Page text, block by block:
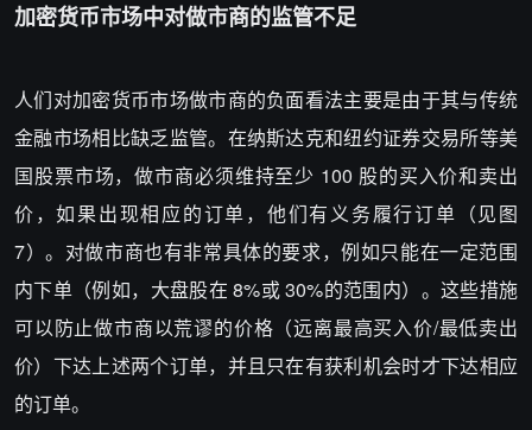
加密货币市场中对做市商的监管不足
人们对加密货币市场做市商的负面看法主要是由于其与传统
金融市场相比缺乏监管。在纳斯达克和纽约证券交易所等美
国股票市场，做市商必须维持至少 100 股的买入价和卖出
价，如果出现相应的订单，他们有义务履行订单（见图
7）。对做市商也有非常具体的要求，例如只能在一定范围
内下单（例如，大盘股在 8%或 30%的范围内）。这些措施
可以防止做市商以荒谬的价格（远离最高买入价/最低卖出
价）下达上述两个订单，并且只在有获利机会时才下达相应
的订单。